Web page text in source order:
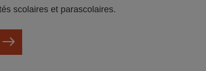
scolaires et parascolaires.